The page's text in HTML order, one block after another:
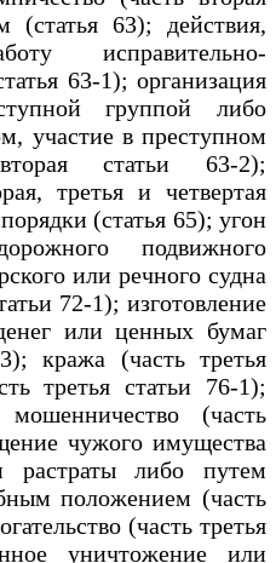
(статья 63); действия,
исправительно-
63-1); организация
группой либо
участие в преступном
статьи 63-2);
третья и четвертая
(статья 65); угон
подвижного
или речного судна
72-1); изготовление
или ценных бумаг
кража (часть третья
третья статьи 76-1);
(часть
чужого имущества
растраты либо путем
положением (часть
(часть третья
уничтожение или